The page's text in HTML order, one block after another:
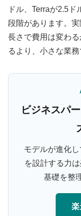
ドル、Terraが2.5
段階があります。
長さで費用は変わ
るより、小さな業
ビジネスパ
モデルが進化
を設計する力
基礎を整
楽